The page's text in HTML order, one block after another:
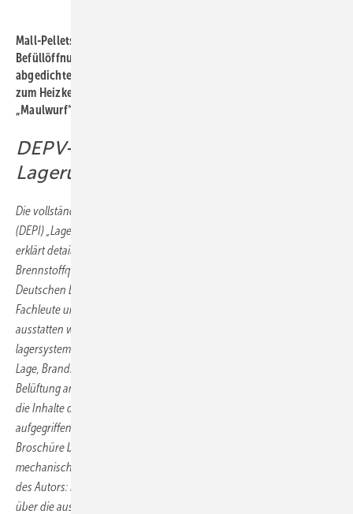
Mall-Pelletspeicher ThermoPel 30000: oben die drei runden ­
Befüllöffnungen und der rechteckige Einstieg, links
abgedichtete Wanddurchführungen (Anschluss für Leerrohre
zum Heizkessel und zur Außenluft), innen das Entnahmesystem
„Maulwurf“.
DEPV-Broschüre zur Holzpellet-
Lagerung
Die vollständig überarbeitete Broschüre des Deutschen Pelletinstituts
(DEPI) „Lagerung von Holzpellets – ­ENplus-konforme Lagersysteme“
erklärt detailliert die Planung eines sicheren und die
Brennstoffqualität schonenden Lagers. Diese Empfehlungen des
Deutschen Energieholz- und Pellet-Verbandes (DEPV) richten sich an
Fachleute und Privatpersonen, die Pellet­lager planen, errichten und
ausstatten wollen. Sowohl für Lagerräume als auch Fertig­
lagersysteme werden der aktuelle Stand der Technik und Normen zu
Lage, Brandschutz, Statik, Austrags- und Befüllsystemen sowie
Belüftung anhand vieler Skizzen und Bilder praxisnah erläutert. Auch
die Inhalte der 2019 erschienenen DIN EN ISO 20023 wurden
aufgegriffen. Für Erdlager jeglicher Größe, die in Kapitel 5 der DEPI-
Broschüre behandelt werden, ist demnach grundsätzlich eine
mechanische Lüftung vor dem Einsteigen erforderlich (Anmerkung
des Autors: Luftwechsel, erzielt durch ein Gerät mit Fremdenergie, der
über die aus atmosphärischen Druckverhältnissen entstehende